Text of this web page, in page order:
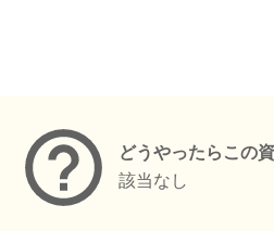
どうやったらこの
該当なし